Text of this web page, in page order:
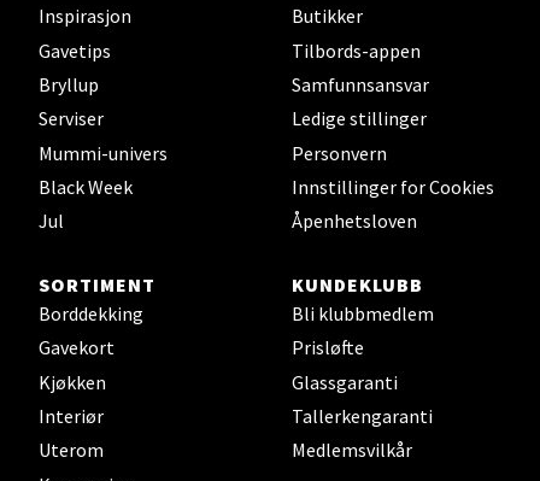
Inspirasjon
Gavetips
Bryllup
Serviser
Mummi-univers
Black Week
Jul
Butikker
Tilbords-appen
Samfunnsansvar
Ledige stillinger
Personvern
Innstillinger for Cookies
Åpenhetsloven
SORTIMENT
Borddekking
Gavekort
Kjøkken
Interiør
Uterom
KUNDEKLUBB
Bli klubbmedlem
Prisløfte
Glassgaranti
Tallerkengaranti
Medlemsvilkår
0 i butikk
Steinkjer - Thon Senter Steinkjer
Åpent i dag 10-20
0 i butikk